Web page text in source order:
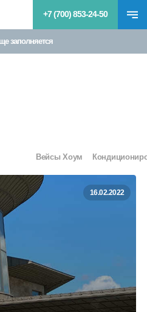
+7 (700) 853-24-50
заполняется
Вейсы Хоум
16.02.2022